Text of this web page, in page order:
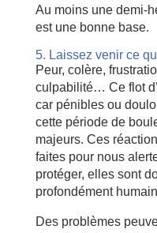
Au moins une demi-
est une bonne base.
5. Laissez venir ce
Peur, colère,
culpabilité… Ce flot
car pénibles ou
cette période de
majeurs. Ces
faites pour nous
protéger, elles sont
profondément
Des problèmes